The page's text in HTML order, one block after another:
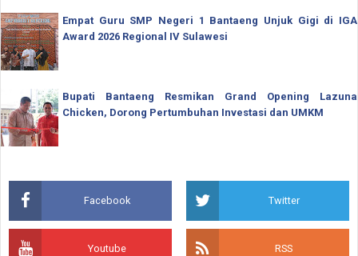
Empat Guru SMP Negeri 1 Bantaeng Unjuk Gigi di IGA
Award 2026 Regional IV Sulawesi
Bupati Bantaeng Resmikan Grand Opening Lazuna
Chicken, Dorong Pertumbuhan Investasi dan UMKM
Facebook Twitter
Youtube RSS